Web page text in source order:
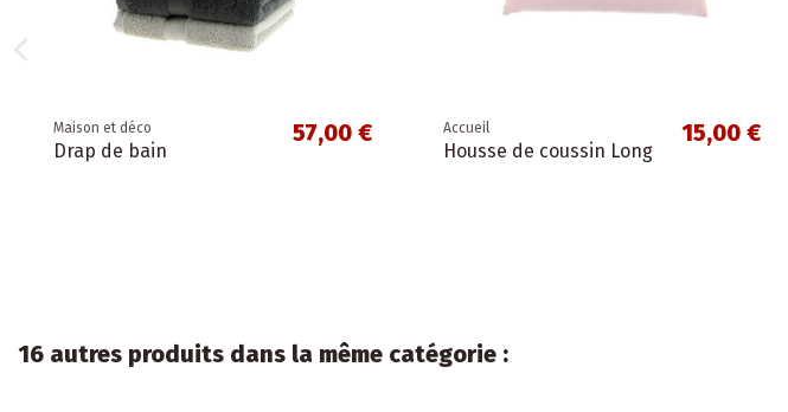
Maison et déco
Drap de bain
57,00 € Accueil
Housse de coussin Long
15,00 €
16 autres produits dans la même catégorie :